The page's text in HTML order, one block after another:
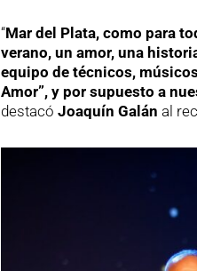
“Mar del Plata, como para
verano, un amor, una
equipo de técnicos,
Amor”, y por supuesto a
destacó Joaquín Galán al